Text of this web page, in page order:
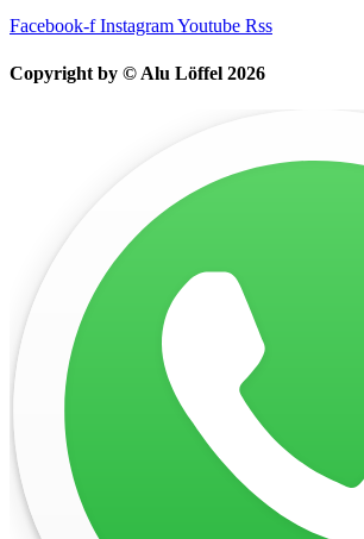
Facebook-f InstagramYoutube Rss
Copyright by © Alu Löffel 2026